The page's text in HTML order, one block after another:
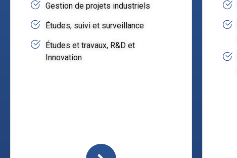
Gestion de projets industriels
Études, suivi et surveillance
Études et travaux, R&D et
Innovation